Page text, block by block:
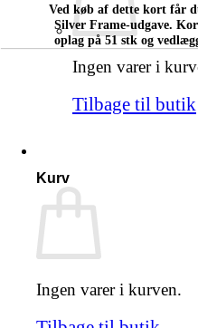
Ingen varer i
Tilbage til butik
Kurv
Ingen varer i kurven.
Ved køb af dette kort får
Silver Frame-udgave.
oplag på 51 stk og